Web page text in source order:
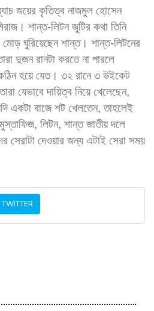
জয়ের কৃতিত্ব নাজমুল হোসেন
শান্ত-লিটন জুটির কথা তিনি
ঘুরিয়েছেন শান্ত। শান্ত-লিটনের
দুজন রানটা করতে না পারলে
হয়ে যেত। ৩২ রানে ৩ উইকেট
যেভাবে দায়িত্ব নিয়ে খেলেছেন,
একটা বাজে শট খেলতেন, তাহলেই
লিটন, শান্ত জাতীয় দলে
সেরাটা দেওয়ার জন্য এটাই সেরা সময়
TWITTER